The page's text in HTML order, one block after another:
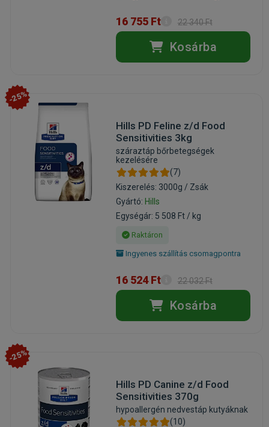
16 755 Ft 22 340 Ft
Kosárba
-25%
Hills PD Feline z/d Food
Sensitivities 3kg
száraztáp bőrbetegségek
kezelésére
(7)
Kiszerelés: 3000g / Zsák
Gyártó: Hills
Egységár: 5 508 Ft / kg
Raktáron
Ingyenes szállítás csomagpontra
16 524 Ft 22 032 Ft
Kosárba
-25%
Hills PD Canine z/d Food
Sensitivities 370g
hypoallergén nedvestáp kutyáknak
(10)